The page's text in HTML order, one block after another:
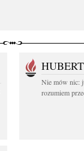
Nie mów nic:
rozumiem